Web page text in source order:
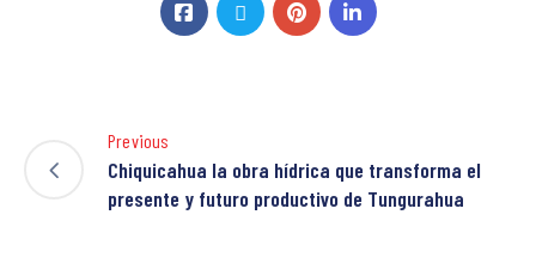
Previous
Chiquicahua la obra hídrica que transforma el
presente y futuro productivo de Tungurahua